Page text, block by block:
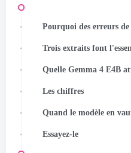
Trois extraits font
Quelle Gemma 4 E4B
Les chiffres
Essayez-le